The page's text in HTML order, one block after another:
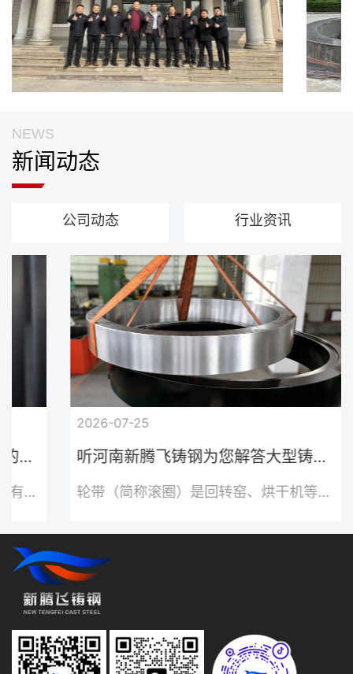
NEWS
新闻动态
公司动态 行业资讯
解
有皮
反
。孔
呈细
加
坏铸
降低
接造
2026-07-25
听河南新腾飞铸钢为您解答大型铸钢
件——轮带设计原则与工艺要点
轮带（简称滚圈）是回转窑、烘干机等重
载、摩擦与交变热应力，其设计合理性与
铸造工艺直接决定整机运行寿命。铸钢件
厂家会采用三维建模与有限元模拟，优化
轮带截面为矩形或梯形，合理匹配筒体直
径、设备总载荷，加宽托轮接触面，分散
接触应力，避免局部压溃、开裂问题；材
质常用ZG42CrMo、ZG35CrMo 合金铸